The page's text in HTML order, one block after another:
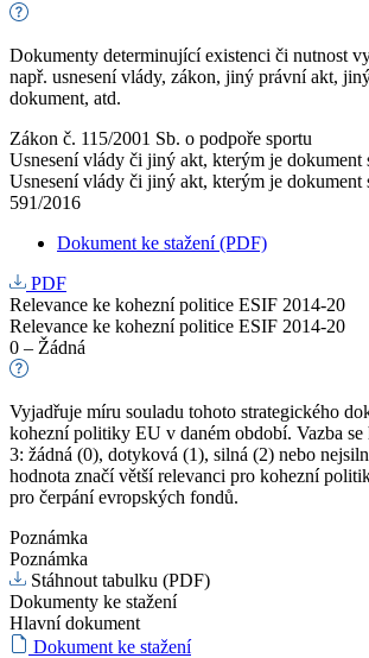
Dokumenty determinující existenci či nutnost
např. usnesení vlády, zákon, jiný právní akt,
dokument, atd.
Zákon č. 115/2001 Sb. o podpoře sportu
Usnesení vlády či jiný akt, kterým je dokument
Usnesení vlády či jiný akt, kterým je dokument
591/2016
Dokument ke stažení (PDF)
PDF
Relevance ke kohezní politice ESIF 2014-20
Relevance ke kohezní politice ESIF 2014-20
0 – Žádná
Vyjadřuje míru souladu tohoto strategického
kohezní politiky EU v daném období. Vazba se
3: žádná (0), dotyková (1), silná (2) nebo
hodnota značí větší relevanci pro kohezní
pro čerpání evropských fondů.
Poznámka
Poznámka
Stáhnout tabulku (PDF)
Dokumenty ke stažení
Hlavní dokument
Dokument ke stažení